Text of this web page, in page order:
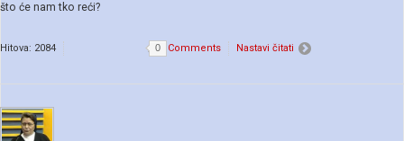
što će nam tko reći?
Comments Nastavi čitati
Hitova: 2084 0